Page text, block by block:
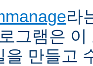
라
그램은
을 만들고